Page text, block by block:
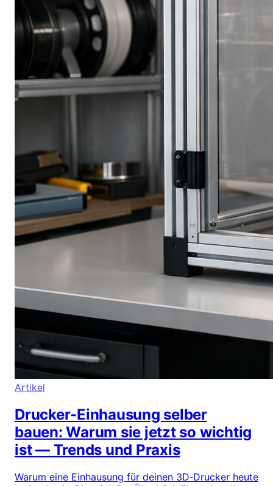
Artikel
Drucker-Einhausung selber
bauen: Warum sie jetzt so wichtig
ist — Trends und Praxis
Warum eine Einhausung für deinen 3D‑Drucker heute